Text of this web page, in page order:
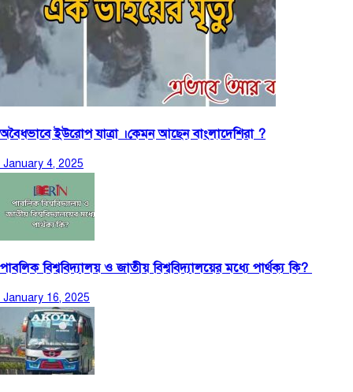
অবৈধভাবে ইউরোপ যাত্রা ।কেমন আছেন বাংলাদেশিরা ?
January 4, 2025
পাবলিক বিশ্ববিদ্যালয় ও জাতীয় বিশ্ববিদ্যালয়ের মধ্যে পার্থক্য কি?
January 16, 2025